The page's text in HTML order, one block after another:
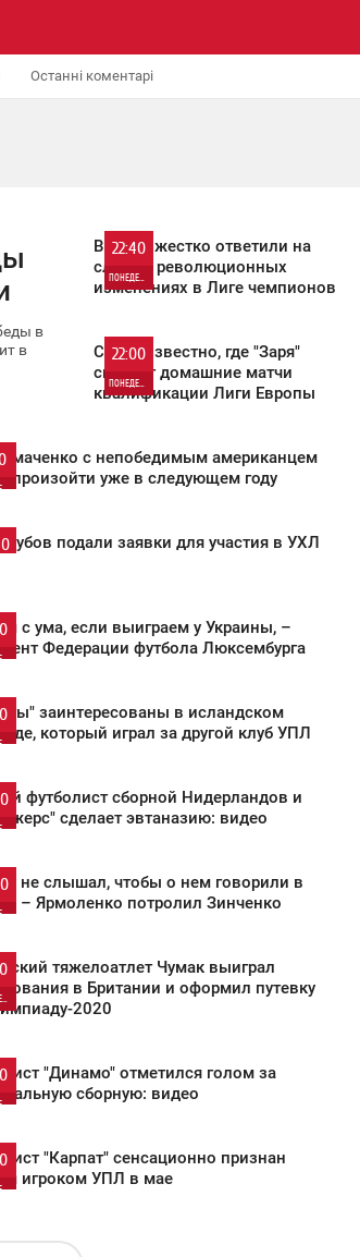
Останні коментарі
в
в
22:40
ПОНЕДЕЛЬНИК
В УЕФА жестко ответили на
слухи о революционных
изменениях в Лиге чемпионов
22:00
ПОНЕДЕЛЬНИК
Стало известно, где "Заря"
сыграет домашние матчи
квалификации Лиги Европы
ПОНЕДЕЛЬНИК
с непобедимым американцем
произойти уже в следующем году
подали заявки для участия в УХЛ
ПОНЕДЕЛЬНИК
с ума, если выиграем у Украины, –
Федерации футбола Люксембурга
ПОНЕДЕЛЬНИК
заинтересованы в исландском
который играл за другой клуб УПЛ
ПОНЕДЕЛЬНИК
футболист сборной Нидерландов и
сделает эвтаназию: видео
ПОНЕДЕЛЬНИК
не слышал, чтобы о нем говорили в
– Ярмоленко потролил Зинченко
ПОНЕДЕЛЬНИК
тяжелоатлет Чумак выиграл
в Британии и оформил путевку
2020
ПОНЕДЕЛЬНИК
"Динамо" отметился голом за
сборную: видео
ПОНЕДЕЛЬНИК
"Карпат" сенсационно признан
игроком УПЛ в мае